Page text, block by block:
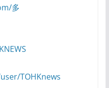
多
TOHKnews